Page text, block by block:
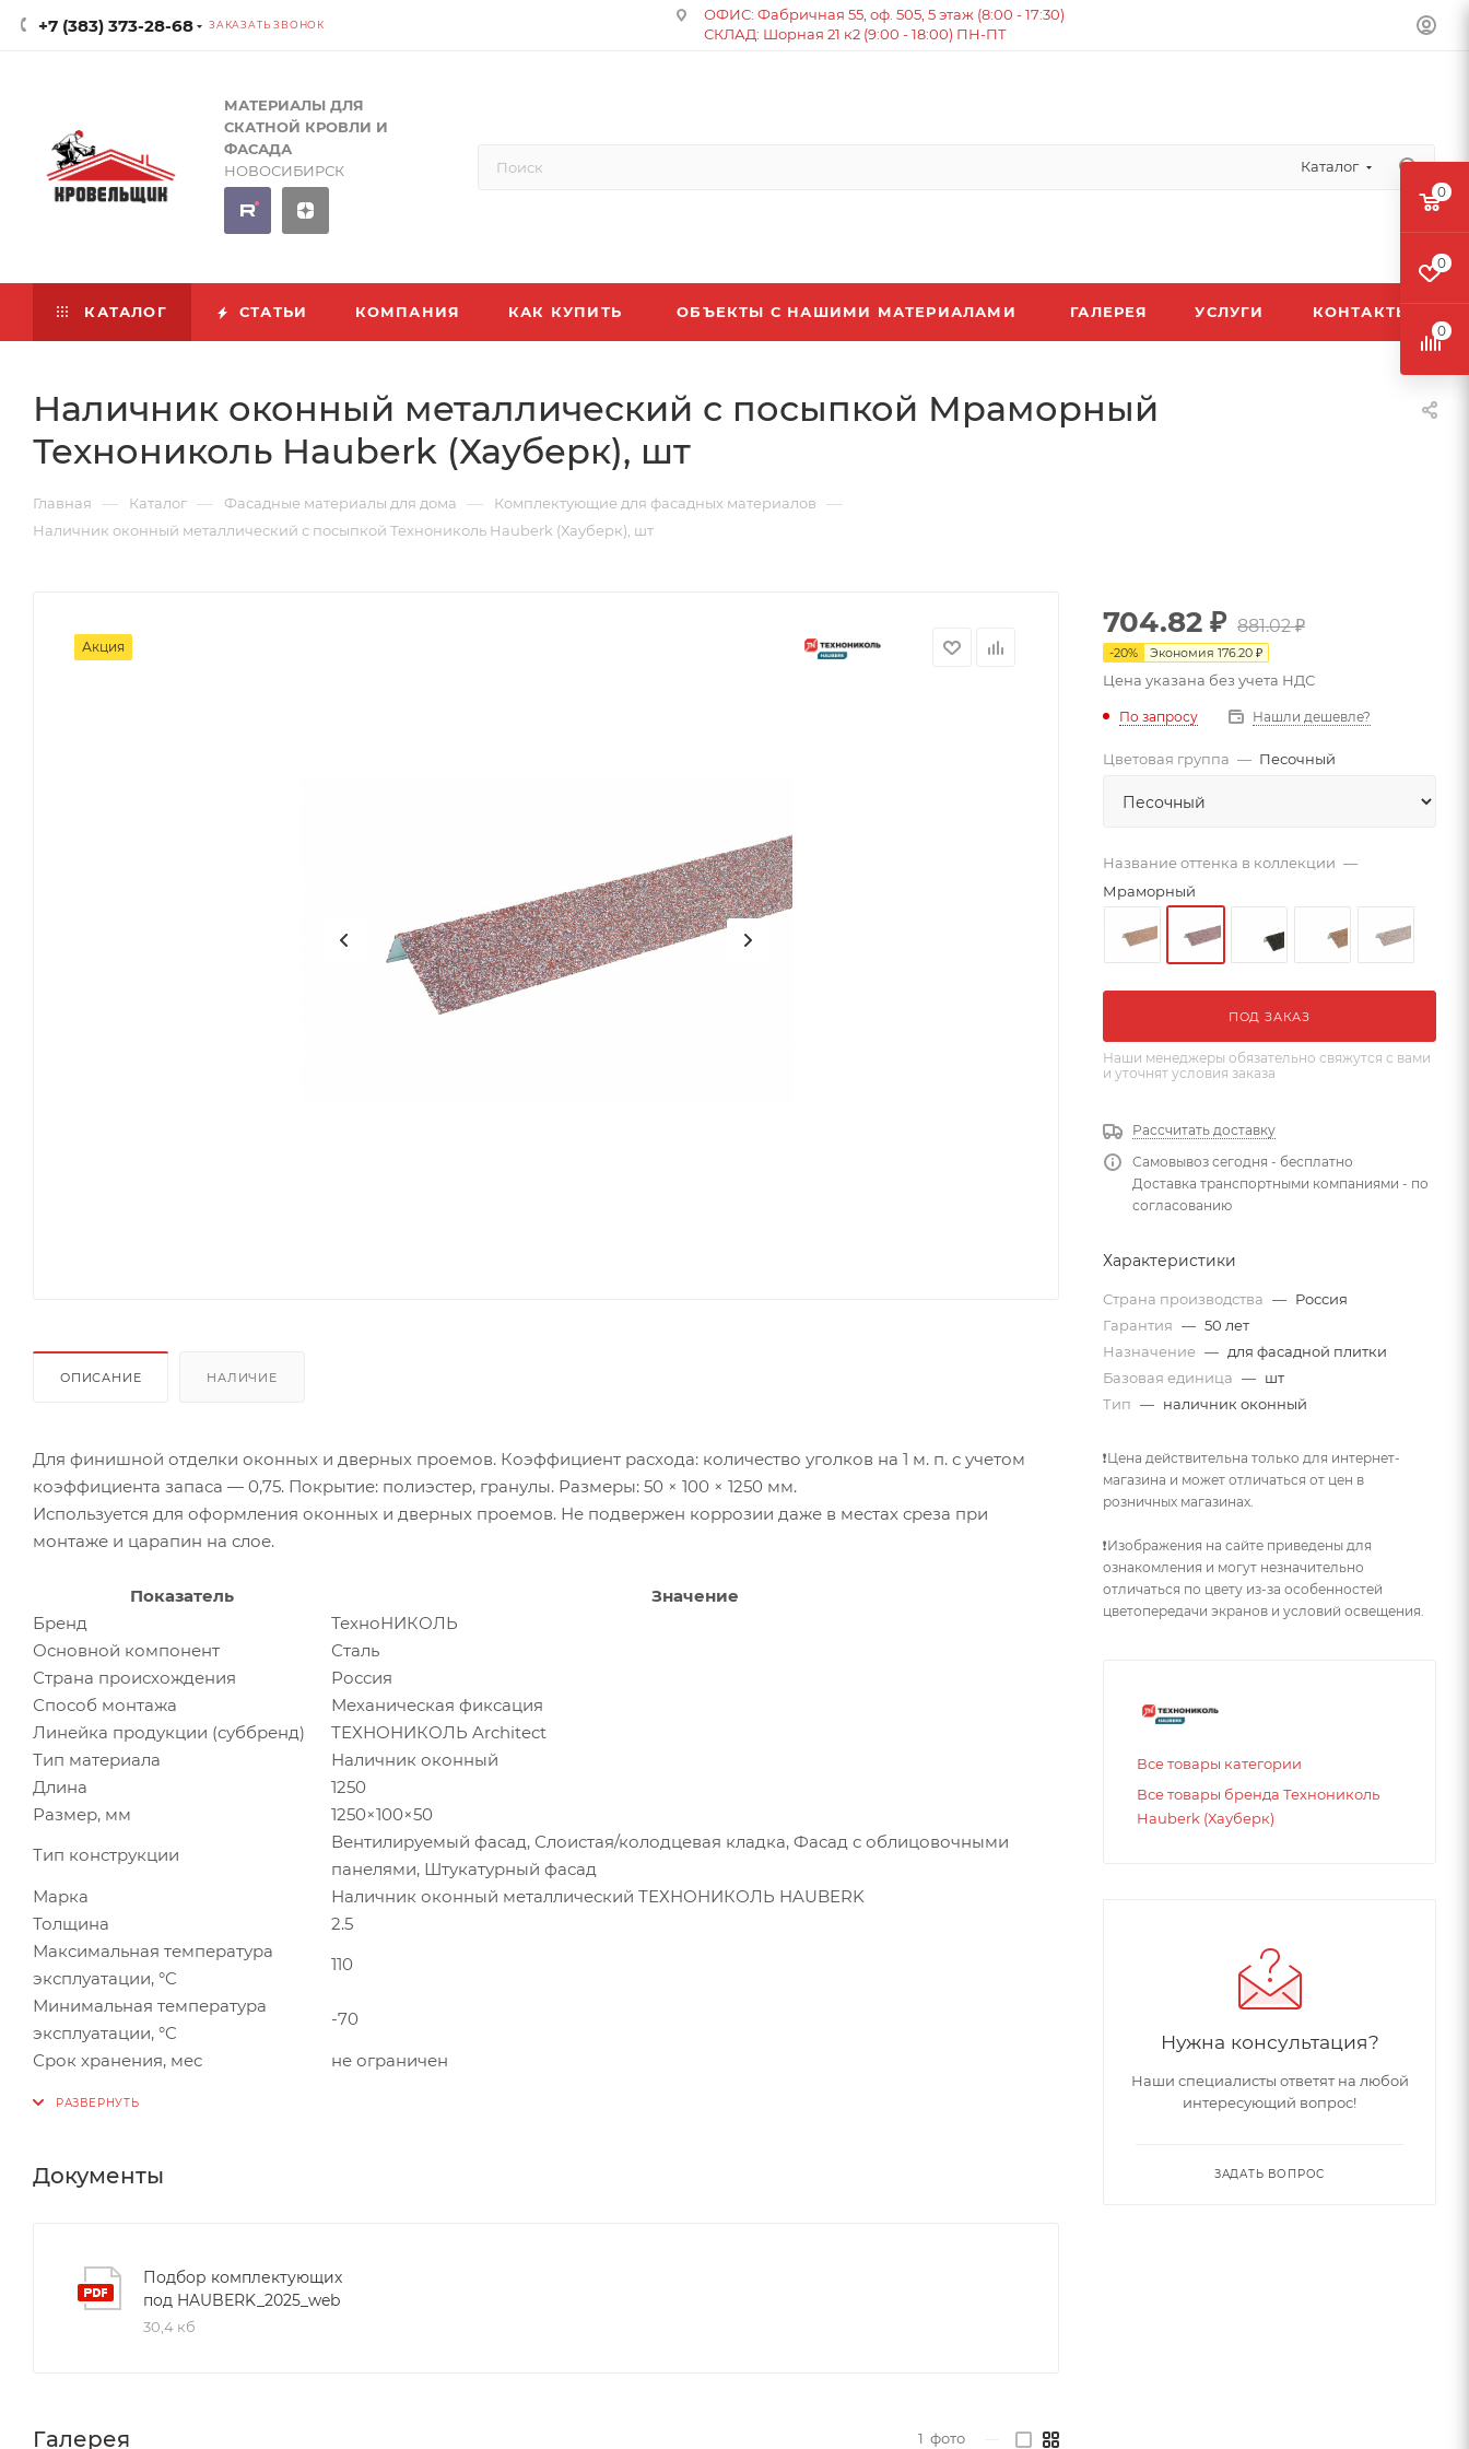
+7 (383) 373-28-68 ЗАКАЗАТЬ ЗВОНОК
ОФИС: Фабричная 55, оф. 505, 5 этаж (8:00 - 17:30)
СКЛАД: Шорная 21 к2 (9:00 - 18:00) ПН-ПТ
МАТЕРИАЛЫ ДЛЯ
СКАТНОЙ КРОВЛИ И
ФАСАДА
НОВОСИБИРСК
Каталог
КАТАЛОГ СТАТЬИ КОМПАНИЯ КАК КУПИТЬ ОБЪЕКТЫ С НАШИМИ МАТЕРИАЛАМИ ГАЛЕРЕЯ УСЛУГИ КОНТАКТЫ
Наличник оконный металлический с посыпкой Мраморный
Технониколь Hauberk (Хауберк), шт
Главная — Каталог — Фасадные материалы для дома — Комплектующие для фасадных материалов —
Наличник оконный металлический с посыпкой Технониколь Hauberk (Хауберк), шт
Акция
ОПИСАНИЕ НАЛИЧИЕ
Для финишной отделки оконных и дверных проемов. Коэффициент расхода: количество уголков на 1 м. п. с учетом
коэффициента запаса — 0,75. Покрытие: полиэстер, гранулы. Размеры: 50 × 100 × 1250 мм.
Используется для оформления оконных и дверных проемов. Не подвержен коррозии даже в местах среза при
монтаже и царапин на слое.
Показатель
Значение
Бренд
ТехноНИКОЛЬ
Основной компонент
Сталь
Страна происхождения
Россия
Способ монтажа
Механическая фиксация
Линейка продукции (суббренд)
ТЕХНОНИКОЛЬ Architect
Тип материала
Наличник оконный
Длина
1250
Размер, мм
1250×100×50
Тип конструкции
Вентилируемый фасад, Слоистая/колодцевая кладка, Фасад с облицовочными
панелями, Штукатурный фасад
Марка
Наличник оконный металлический ТЕХНОНИКОЛЬ HAUBERK
Толщина
2.5
Максимальная температура
эксплуатации, °C
110
Минимальная температура
эксплуатации, °C
-70
Срок хранения, мес
не ограничен
Документы
Подбор комплектующих
под HAUBERK_2025_web
30,4 кб
Галерея 1 фото
704.82 ₽ 881.02₽
-20% Экономия 176.20 ₽
Цена указана без учета НДС
По запросу Нашли дешевле?
Цветовая группа — Песочный
Название оттенка в коллекции —
Мраморный
ПОД ЗАКАЗ
Наши менеджеры обязательно свяжутся с вами
и уточнят условия заказа
Рассчитать доставку
Самовывоз сегодня - бесплатно
Доставка транспортными компаниями - по
согласованию
Характеристики
Страна производства — Россия
Гарантия — 50 лет
Назначение — для фасадной плитки
Базовая единица — шт
Тип — наличник оконный
❗Цена действительна только для интернет-
магазина и может отличаться от цен в
розничных магазинах.
❗Изображения на сайте приведены для
ознакомления и могут незначительно
отличаться по цвету из-за особенностей
цветопередачи экранов и условий освещения.
Все товары категории
Все товары бренда Технониколь
Hauberk (Хауберк)
Нужна консультация?
Наши специалисты ответят на любой
интересующий вопрос!
ЗАДАТЬ ВОПРОС
0
0
0